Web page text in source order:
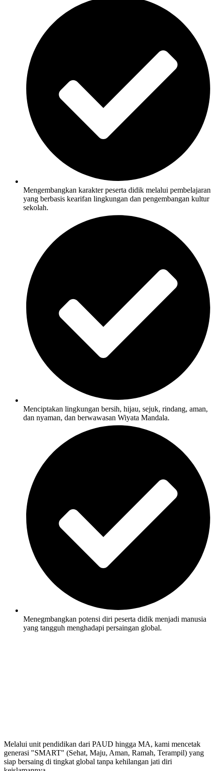
Mengembangkan karakter peserta didik melalui pembelajaran
yang berbasis kearifan lingkungan dan pengembangan kultur
sekolah.
Menciptakan lingkungan bersih, hijau, sejuk, rindang, aman,
dan nyaman, dan berwawasan Wiyata Mandala.
Menegmbangkan potensi diri peserta didik menjadi manusia
yang tangguh menghadapi persaingan global.
Melalui unit pendidikan dari PAUD hingga MA, kami mencetak
generasi "SMART" (Sehat, Maju, Aman, Ramah, Terampil) yang
siap bersaing di tingkat global tanpa kehilangan jati diri